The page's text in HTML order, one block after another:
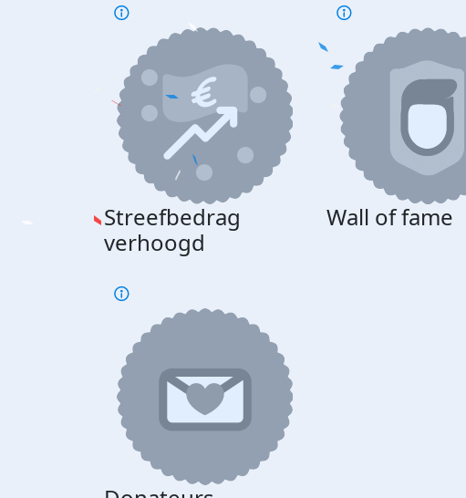
Streefbedrag
verhoogd
Wall of fame